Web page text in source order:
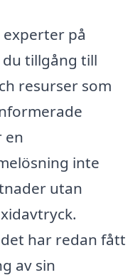
på
tillgång till
resurser som
en
inte
utan
har redan fått
av sin